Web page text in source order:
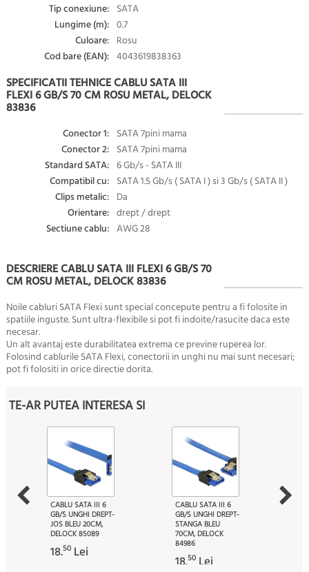
Tip conexiune: SATA
Lungime (m): 0.7
Culoare: Rosu
Cod bare (EAN): 4043619838363
SPECIFICATII TEHNICE CABLU SATA III
FLEXI 6 GB/S 70 CM ROSU METAL, DELOCK
83836
Conector 1: SATA 7pini mama
Conector 2: SATA 7pini mama
Standard SATA: 6 Gb/s - SATA III
Compatibil cu: SATA 1.5 Gb/s ( SATA I ) si 3 Gb/s ( SATA II )
Clips metalic: Da
Orientare: drept / drept
Sectiune cablu: AWG 28
DESCRIERE CABLU SATA III FLEXI 6 GB/S 70
CM ROSU METAL, DELOCK 83836
Noile cabluri SATA Flexi sunt special concepute pentru a fi folosite in
spatiile inguste. Sunt ultra-flexibile si pot fi indoite/rasucite daca este
necesar.
Un alt avantaj este durabilitatea extrema ce previne ruperea lor.
Folosind cablurile SATA Flexi, conectorii in unghi nu mai sunt necesari;
pot fi folositi in orice directie dorita.
TE-AR PUTEA INTERESA SI
CABLU SATA III 6
GB/S UNGHI DREPT-
JOS BLEU 20CM,
DELOCK 85089
18.50 Lei
CABLU SATA III 6
GB/S UNGHI DREPT-
STANGA BLEU
70CM, DELOCK
84986
18.50 Lei